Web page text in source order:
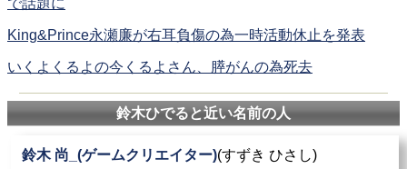
で話題に
King&Prince永瀬廉が右耳負傷の為一時活動休止を発表
いくよくるよの今くるよさん、膵がんの為死去
鈴木ひでると近い名前の人
鈴木 尚_(ゲームクリエイター)(すずき ひさし)